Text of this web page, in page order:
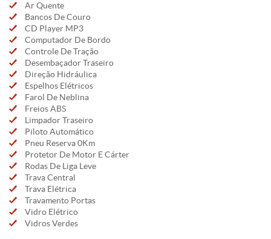
Ar Quente
Bancos De Couro
CD Player MP3
Computador De Bordo
Controle De Tração
Desembaçador Traseiro
Direção Hidráulica
Espelhos Elétricos
Farol De Neblina
Freios ABS
Limpador Traseiro
Piloto Automático
Pneu Reserva 0Km
Protetor De Motor E Cárter
Rodas De Liga Leve
Trava Central
Trava Elétrica
Travamento Portas
Vidro Elétrico
Vidros Verdes